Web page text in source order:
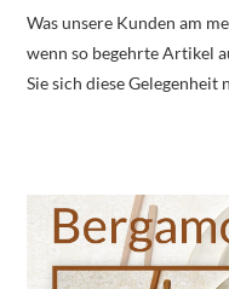
Was unsere Kunden am
wenn so begehrte Artikel
Sie sich diese Gelegenheit